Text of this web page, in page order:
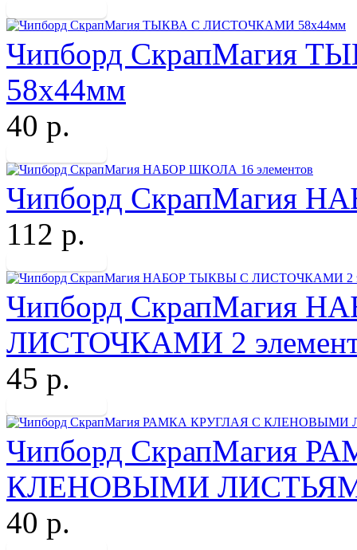
Чипборд СкрапМагия
58х44мм
40 р.
Чипборд СкрапМагия
112 р.
Чипборд СкрапМагия
ЛИСТОЧКАМИ 2
45 р.
Чипборд СкрапМагия
КЛЕНОВЫМИ
40 р.